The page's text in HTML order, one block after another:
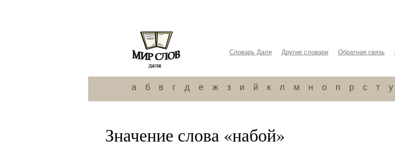
Словарь Даля Другие словари Обратная связь
а б в г д е ж з и й к л м н о п р с т у
Значение слова «набой»